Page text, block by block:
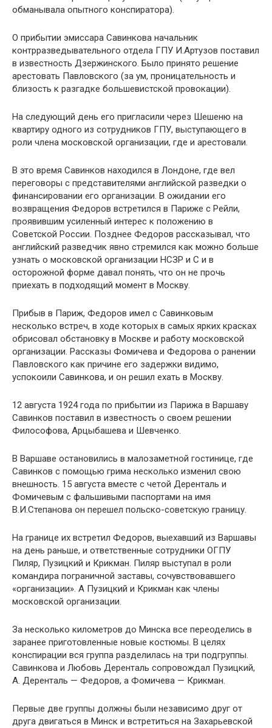
обманывала опытного конспиратора).
О прибытии эмиссара Савинкова начальник
контрразведывательного отдела ГПУ И.Артузов поставил
в известность Дзержинского. Было принято решение
арестовать Павловского (за ум, проницательность и
близость к разгадке большевистской провокации).
На следующий день его пригласили через Шешеню на
квартиру одного из сотрудников ГПУ, выступающего в
роли члена московской организации, где и арестовали.
В это время Савинков находился в Лондоне, где вел
переговоры с представителями английской разведки о
финансировании его организации. В ожидании его
возвращения Федоров встретился в Париже с Рейли,
проявившим усиленный интерес к положению в
Советской России. Позднее Федоров рассказывал, что
английский разведчик явно стремился как можно больше
узнать о московской организации НСЗР и С и в
осторожной форме давал понять, что он не прочь
приехать в подходящий момент в Москву.
Прибыв в Париж, Федоров имел с Савинковым
несколько встреч, в ходе которых в самых ярких красках
обрисовал обстановку в Москве и работу московской
организации. Рассказы Фомичева и Федорова о ранении
Павловского как причине его задержки видимо,
успокоили Савинкова, и он решил ехать в Москву.
12 августа 1924 года по прибытии из Парижа в Варшаву
Савинков поставил в известность о своем решении
Философова, Арцыбашева и Шевченко.
В Варшаве остановились в малозаметной гостинице, где
Савинков с помощью грима несколько изменил свою
внешность. 15 августа вместе с четой Деренталь и
Фомичевым с фальшивыми паспортами на имя
В.И.Степанова он перешел польско-советскую границу.
На границе их встретил Федоров, выехавший из Варшавы
на день раньше, и ответственные сотрудники ОГПУ
Пиляр, Пузицкий и Крикман. Пиляр выступал в роли
командира пограничной заставы, сочувствовавшего
«организации». А Пузицкий и Крикман как члены
московской организации.
За несколько километров до Минска все переоделись в
заранее приготовленные новые костюмы. В целях
конспирации вся группа разделилась на три подгруппы.
Савинкова и Любовь Деренталь сопровождал Пузицкий,
А. Деренталь — Федоров, а Фомичева — Крикман.
Первые две группы должны были независимо друг от
друга двигаться в Минск и встретиться на Захарьевской